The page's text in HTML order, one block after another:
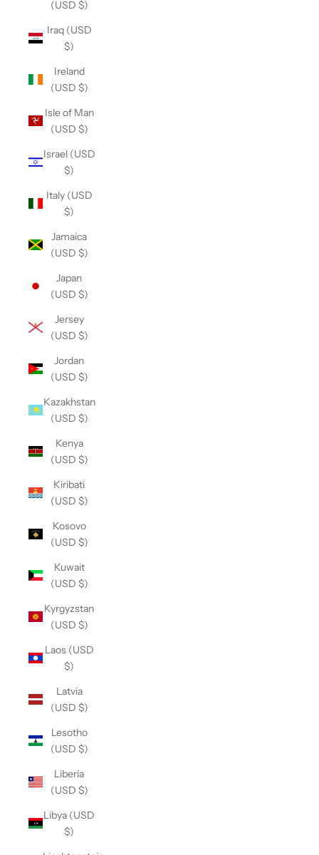
(USD $)
Iraq (USD
$)
Ireland
(USD $)
Isle of Man
(USD $)
Israel (USD
$)
Italy (USD
$)
Jamaica
(USD $)
Japan
(USD $)
Jersey
(USD $)
Jordan
(USD $)
Kazakhstan
(USD $)
Kenya
(USD $)
Kiribati
(USD $)
Kosovo
(USD $)
Kuwait
(USD $)
Kyrgyzstan
(USD $)
Laos (USD
$)
Latvia
(USD $)
Lesotho
(USD $)
Liberia
(USD $)
Libya (USD
$)